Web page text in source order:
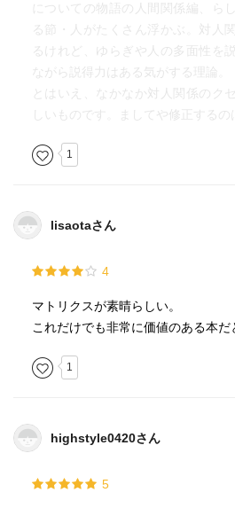
についての物語の人間関係編、ら
る節・人がたくさん浮かぶ。対人
るけれど、ゆらぎや人の多面性を
ながら説得力はある気がする理論。
とはいえ、なかなか対人関係のク
しいものです。ましてや修正するの
1
lisaotaさん
4
マトリクスが素晴らしい。
これだけでも非常に価値のある本だ
1
highstyle0420さん
5